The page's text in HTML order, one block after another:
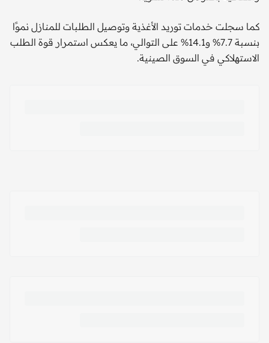
كما سجلت خدمات توريد الأغذية وتوصيل الطلبات للمنازل نموًا
بنسبة 7.7% و14.1% على التوالي، ما يعكس استمرار قوة الطلب
الاستهلاكي في السوق الصينية.